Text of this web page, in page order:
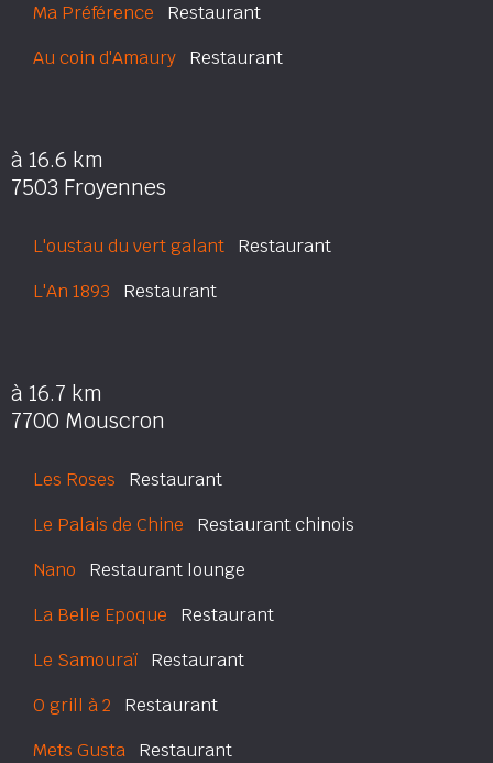
Ma Préférence Restaurant
Au coin d'Amaury Restaurant
à 16.6 km
7503 Froyennes
L'oustau du vert galant Restaurant
L'An 1893 Restaurant
à 16.7 km
7700 Mouscron
Les Roses Restaurant
Le Palais de Chine Restaurant chinois
Nano Restaurant lounge
La Belle Epoque Restaurant
Le Samouraï Restaurant
O grill à 2 Restaurant
Mets Gusta Restaurant